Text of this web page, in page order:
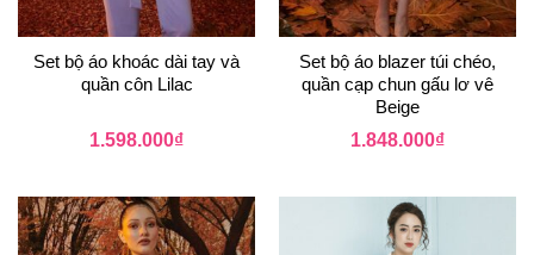
Set bộ áo khoác dài tay và
quần côn Lilac
1.598.000₫
Set bộ áo blazer túi chéo,
quần cạp chun gấu lơ vê
Beige
1.848.000₫